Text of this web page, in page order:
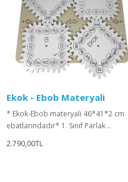
Ekok - Ebob Materyali
* Ekok-Ebob materyali 46*41*2 cm
ebatlarındadır* 1. Sınıf Parlak ..
2.790,00TL